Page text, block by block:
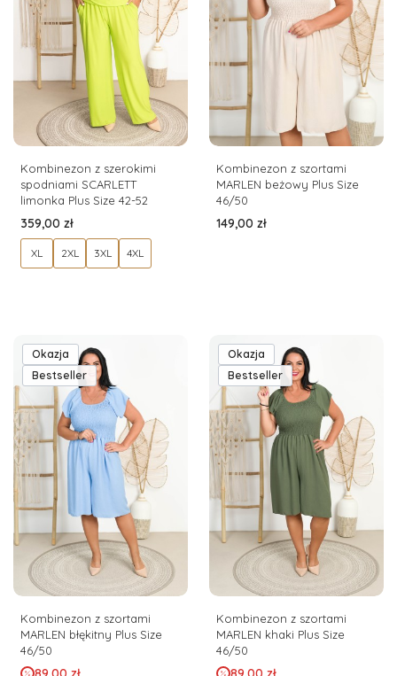
Kombinezon z szerokimi
spodniami SCARLETT
limonka Plus Size 42-52
Cena
359,00 zł
XL 2XL 3XL 4XL
Kombinezon z szortami
MARLEN beżowy Plus Size
46/50
Cena
149,00 zł
Okazja
Bestseller
Kombinezon z szortami
MARLEN błękitny Plus Size
46/50
Cena promocyjna
Okazja
Bestseller
Kombinezon z szortami
MARLEN khaki Plus Size
46/50
Cena promocyjna